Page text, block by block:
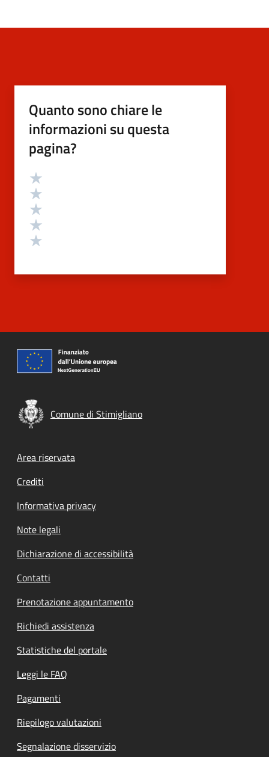
Quanto sono chiare le
informazioni su questa
pagina?
Valutazione
Comune di Stimigliano
Footer menu
Area riservata
Crediti
Informativa privacy
Note legali
Dichiarazione di accessibilità
Contatti
Prenotazione appuntamento
Richiedi assistenza
Statistiche del portale
Leggi le FAQ
Pagamenti
Riepilogo valutazioni
Segnalazione disservizio